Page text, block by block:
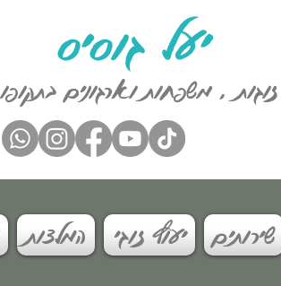
יעל גוסיס
זוגות , משפחות וארגונים
שירותים יעוץ זוגי המלצות